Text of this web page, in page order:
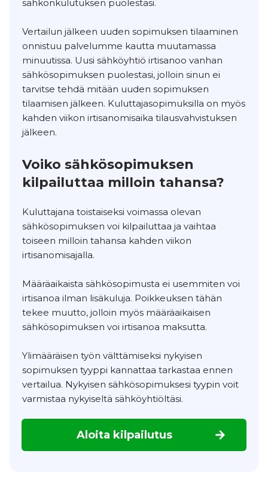
sähkönkulutuksen puolestasi.
Vertailun jälkeen uuden sopimuksen tilaaminen
onnistuu palvelumme kautta muutamassa
minuutissa. Uusi sähköyhtiö irtisanoo vanhan
sähkösopimuksen puolestasi, jolloin sinun ei
tarvitse tehdä mitään uuden sopimuksen
tilaamisen jälkeen. Kuluttajasopimuksilla on myös
kahden viikon irtisanomisaika tilausvahvistuksen
jälkeen.
Voiko sähkösopimuksen
kilpailuttaa milloin tahansa?
Kuluttajana toistaiseksi voimassa olevan
sähkösopimuksen voi kilpailuttaa ja vaihtaa
toiseen milloin tahansa kahden viikon
irtisanomisajalla.
Määräaikaista sähkösopimusta ei usemmiten voi
irtisanoa ilman lisäkuluja. Poikkeuksen tähän
tekee muutto, jolloin myös määräaikaisen
sähkösopimuksen voi irtisanoa maksutta.
Ylimääräisen työn välttämiseksi nykyisen
sopimuksen tyyppi kannattaa tarkastaa ennen
vertailua. Nykyisen sähkösopimuksesi tyypin voit
varmistaa nykyiseltä sähköyhtiöltäsi.
Aloita kilpailutus